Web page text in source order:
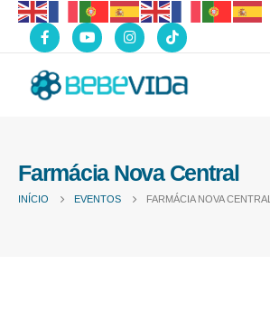
Farmácia Nova Central
INÍCIO EVENTOS FARMÁCIA NOVA CENTRAL